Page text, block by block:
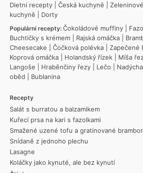
Dietní recepty
Česká kuchyně
kuchyně
Dorty
Populární recepty: Čokoládové muffiny
Buchtičky s krémem
Rajská omáčka
Cheesecake
Čočková polévka Zapečené
Koprová omáčka
Holandský řízek Míša
Langoše
Hraběnčiny řezy Lečo
oběd
Bublanina
Recepty
Salát s burratou a balzamikem
Kuřecí prsa na kari s fazolkami
Smažené uzené tofu a gratinované
Snídaně z jednoho plechu
Lasagne
Koláčky jako kynuté, ale bez kynutí